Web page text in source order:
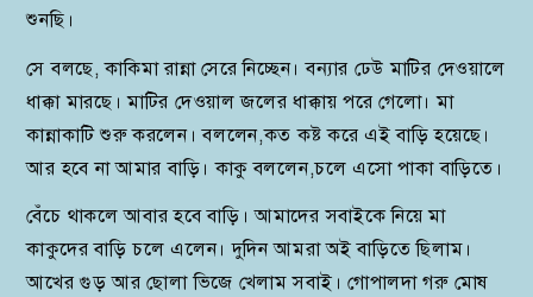
শুনছি।
সে বলছে, কাকিমা রান্না সেরে নিচ্ছেন। বন্যার ঢেউ মাটির দেওয়ালে
ধাক্কা মারছে। মাটির দেওয়াল জলের ধাক্কায় পরে গেলো। মা
কান্নাকাটি শুরু করলেন। বললেন,কত কষ্ট করে এই বাড়ি হয়েছে।
আর হবে না আমার বাড়ি। কাকু বললেন,চলে এসো পাকা বাড়িতে।
বেঁচে থাকলে আবার হবে বাড়ি। আমাদের সবাইকে নিয়ে মা
কাকুদের বাড়ি চলে এলেন। দুদিন আমরা অই বাড়িতে ছিলাম।
আখের গুড় আর ছোলা ভিজে খেলাম সবাই। গোপালদা গরু মোষ